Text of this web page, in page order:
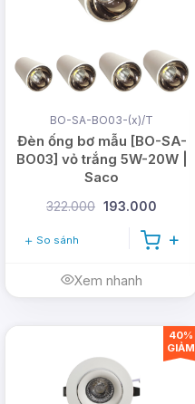
BO-SA-BO03-(x)/T
Đèn ống bơ mẫu [BO-SA-
BO03] vỏ trắng 5W-20W |
Saco
322.000 193.000
So sánh
Xem nhanh
40%
GIẢM